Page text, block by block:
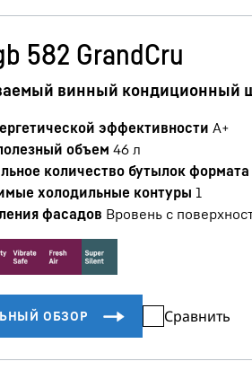
582 GrandCru
винный кондиционный
эффективности A+
объем 46 л
количество бутылок
холодильные контуры 1
фасадов Вровень с
Сравнить